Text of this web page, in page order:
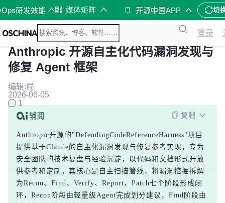
研发效能 媒体矩阵 开源中国APP 切
登录
Anthropic 开源自主化代码漏洞发现与
修复 Agent 框架
编辑:局
2026-06-05
1
复制
Anthropic开源的"DefendingCodeReferenceHarness"项目
提供基于Claude的自主化漏洞发现与修复参考实现，专为
安全团队的技术复盘与经验沉淀，以代码和文档形式开放
供参考和定制。其核心是自主扫描管线，将漏洞挖掘拆解
为Recon、Find、Verify、Report、Patch七个阶段形成闭
环，Recon阶段由轻量级Agent完成划分建议，Find阶段由